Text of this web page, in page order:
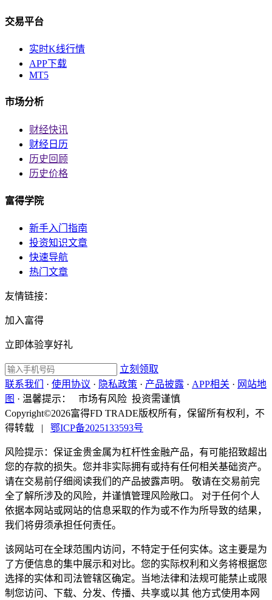
交易平台
实时K线行情
APP下载
MT5
市场分析
财经快讯
财经日历
历史回顾
历史价格
富得学院
新手入门指南
投资知识文章
快速导航
热门文章
友情链接：
加入富得
立即体验享好礼
立刻领取
联系我们
· 使用协议 · 隐私政策 · 产品披露 · APP相关 · 网站地
图 · 温馨提示：
市场有风险 投资需谨慎
Copyright©2026富得FD TRADE版权所有，保留所有权利，不
得转载
| 鄂ICP备2025133593号
风险提示：保证金贵金属为杠杆性金融产品，有可能招致超出
您的存款的损失。您并非实际拥有或持有任何相关基础资产。
请在交易前仔细阅读我们的产品披露声明。 敬请在交易前完
全了解所涉及的风险，并谨慎管理风险敞口。 对于任何个人
依据本网站或网站的信息采取的作为或不作为所导致的结果，
我们将毋须承担任何责任。
该网站可在全球范围内访问，不特定于任何实体。这主要是为
了方便信息的集中展示和对比。您的实际权利和义务将根据您
选择的实体和司法管辖区确定。当地法律和法规可能禁止或限
制您访问、下载、分发、传播、共享或以其 他方式使用本网